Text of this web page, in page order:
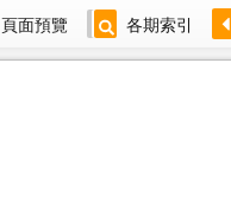
頁面預覽 各期索引